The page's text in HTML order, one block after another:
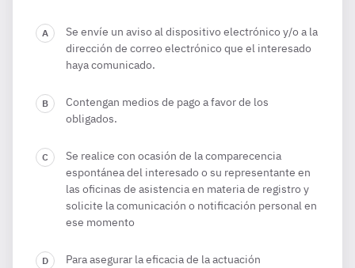
Se envíe un aviso al dispositivo electrónico y/o a la
dirección de correo electrónico que el interesado
haya comunicado.
Contengan medios de pago a favor de los
obligados.
Se realice con ocasión de la comparecencia
espontánea del interesado o su representante en
las oficinas de asistencia en materia de registro y
solicite la comunicación o notificación personal en
ese momento
Para asegurar la eficacia de la actuación